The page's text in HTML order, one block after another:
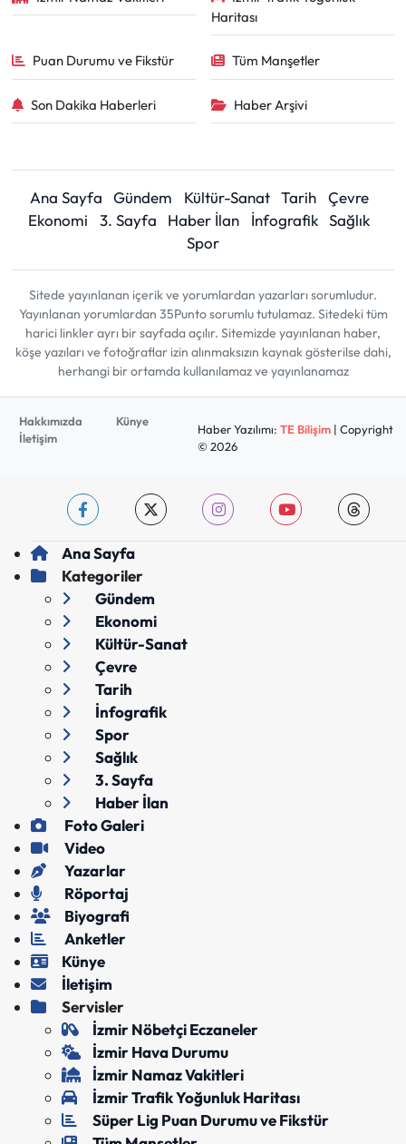
Haritası
Puan Durumu ve Fikstür Tüm Manşetler
Son Dakika Haberleri Haber Arşivi
Ana Sayfa Gündem Kültür-Sanat Tarih
Çevre
Ekonomi
3. Sayfa Haber İlan İnfografik Sağlık
Spor
Sitede yayınlanan içerik ve yorumlardan yazarları sorumludur.
Yayınlanan yorumlardan 35Punto sorumlu tutulamaz. Sitedeki tüm
harici linkler ayrı bir sayfada açılır. Sitemizde yayınlanan haber,
köşe yazıları ve fotoğraflar izin alınmaksızın kaynak gösterilse dahi,
herhangi bir ortamda kullanılamaz ve yayınlanamaz
Hakkımızda
Künye
İletişim
Haber Yazılımı: TE Bilişim| Copyright
© 2026
Ana Sayfa
Kategoriler
Gündem
Ekonomi
Kültür-Sanat
Çevre
Tarih
İnfografik
Spor
Sağlık
3. Sayfa
Haber İlan
Foto Galeri
Video
Yazarlar
Röportaj
Biyografi
Anketler
Künye
İletişim
Servisler
İzmir Nöbetçi Eczaneler
İzmir Hava Durumu
İzmir Namaz Vakitleri
İzmir Trafik Yoğunluk Haritası
Süper Lig Puan Durumu ve Fikstür